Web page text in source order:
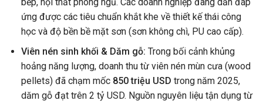
ứng được các tiêu chuẩn khắt khe về thiết kế thái công
học và độ bền bề mặt sơn (sơn không chì, PU cao cấp).
Viên nén sinh khối & Dăm gỗ: Trong bối cảnh khủng
hoảng năng lượng, doanh thu từ viên nén mùn cưa (wood
pellets) đã chạm mốc 850 triệu USD trong năm 2025,
dăm gỗ đạt trên 2 tỷ USD. Nguồn nguyên liệu tận dụng từ